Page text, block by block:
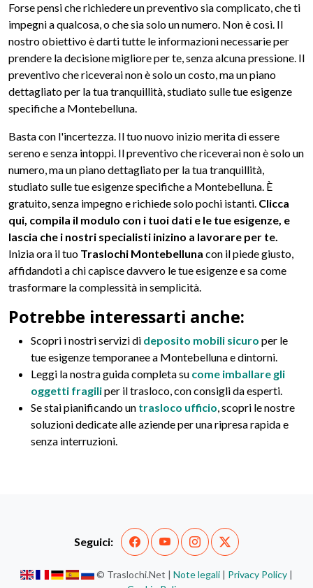
Forse pensi che richiedere un preventivo sia complicato, che ti
impegni a qualcosa, o che sia solo un numero. Non è così. Il
nostro obiettivo è darti tutte le informazioni necessarie per
prendere la decisione migliore per te, senza alcuna pressione. Il
preventivo che riceverai non è solo un costo, ma un piano
dettagliato per la tua tranquillità, studiato sulle tue esigenze
specifiche a Montebelluna.
Basta con l'incertezza. Il tuo nuovo inizio merita di essere
sereno e senza intoppi. Il preventivo che riceverai non è solo un
numero, ma un piano dettagliato per la tua tranquillità,
studiato sulle tue esigenze specifiche a Montebelluna. È
gratuito, senza impegno e richiede solo pochi istanti. Clicca
qui, compila il modulo con i tuoi dati e le tue esigenze, e
lascia che i nostri specialisti inizino a lavorare per te.
Inizia ora il tuo Traslochi Montebelluna con il piede giusto,
affidandoti a chi capisce davvero le tue esigenze e sa come
trasformare la complessità in semplicità.
Potrebbe interessarti anche:
Scopri i nostri servizi di deposito mobili sicuro per le
tue esigenze temporanee a Montebelluna e dintorni.
Leggi la nostra guida completa su come imballare gli
oggetti fragiliper il trasloco, con consigli da esperti.
Se stai pianificando un trasloco ufficio, scopri le nostre
soluzioni dedicate alle aziende per una ripresa rapida e
senza interruzioni.
Seguici:
© Traslochi.Net | Note legali| Privacy Policy|